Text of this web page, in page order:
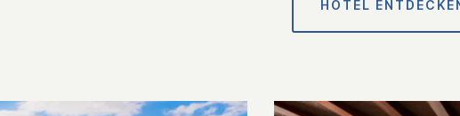
HOTEL